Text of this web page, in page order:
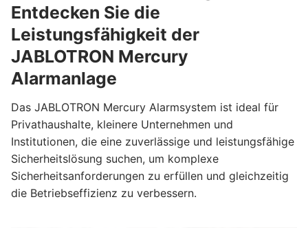
Entdecken Sie die
Leistungsfähigkeit der
JABLOTRON Mercury
Alarmanlage
Das JABLOTRON Mercury Alarmsystem ist ideal für
Privathaushalte, kleinere Unternehmen und
Institutionen, die eine zuverlässige und leistungsfähige
Sicherheitslösung suchen, um komplexe
Sicherheitsanforderungen zu erfüllen und gleichzeitig
die Betriebseffizienz zu verbessern.